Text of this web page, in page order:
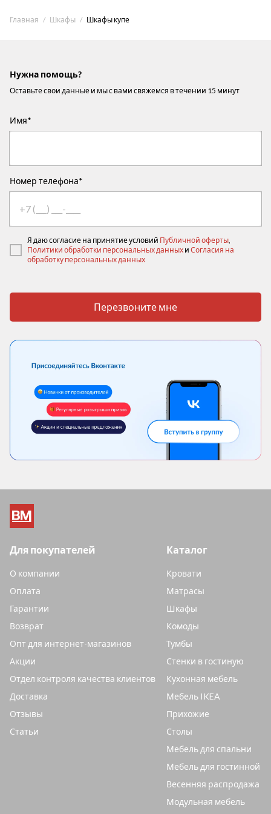
Главная Шкафы Шкафы купе
Нужна помощь?
Оставьте свои данные и мы с вами свяжемся в течении 15 минут
Имя*
Номер телефона*
Я даю согласие на принятие условий Публичной оферты,
Политики обработки персональных данных и Согласия на
обработку персональных данных
Перезвоните мне
Каталог
Кровати
Матрасы
Шкафы
Комоды
Тумбы
Стенки в гостиную
Кухонная мебель
Мебель IKEA
Прихожие
Столы
Мебель для спальни
Мебель для гостинной
Весенняя распродажа
Модульная мебель
Для покупателей
О компании
Оплата
Гарантии
Возврат
Опт для интернет-магазинов
Акции
Отдел контроля качества клиентов
Доставка
Отзывы
Статьи